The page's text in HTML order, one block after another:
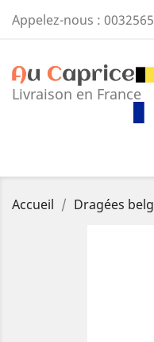
Appelez-nous :
Livraison en France
Accueil Dragées